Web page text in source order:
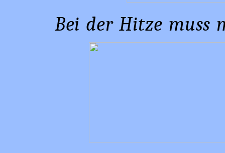
Bei der Hitze muss